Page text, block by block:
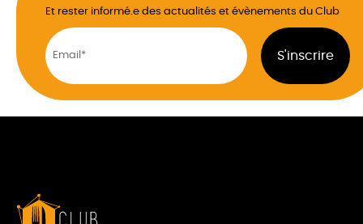
Et rester informé.e des actualités et évènements du Club